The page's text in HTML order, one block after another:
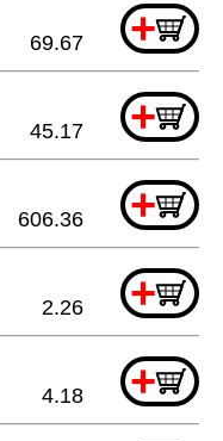
+
69.67
+
45.17
+
606.36
+
2.26
+
4.18